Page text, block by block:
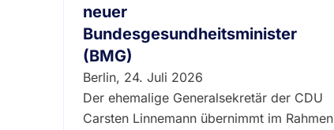
neuer
Bundesgesundheitsminister
(BMG)
Berlin, 24. Juli 2026
Der ehemalige Generalsekretär der CDU
Carsten Linnemann übernimmt im Rahmen